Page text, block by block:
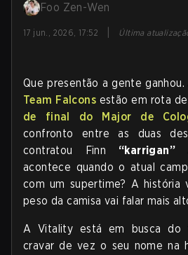
Foo Zen-Wen
17 jun., 2026, 17:52 Última
Que presentão a gente ganhou.
Team Falconsestão em rota de
de final do Major de
confronto entre as duas
contratou Finn “karrigan”
acontece quando o atual
com um supertime? A história
peso da camisa vai falar mais
A Vitality está em busca do
cravar de vez o seu nome na